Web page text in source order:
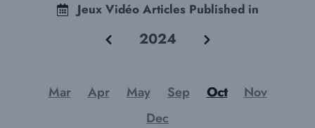
Jeux Vidéo Articles Published in
2024
Mar Apr May Sep Oct
Nov
Dec